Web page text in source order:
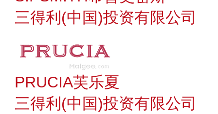
三得利(中国)投资有限公司
PRUCIA芙乐夏
三得利(中国)投资有限公司